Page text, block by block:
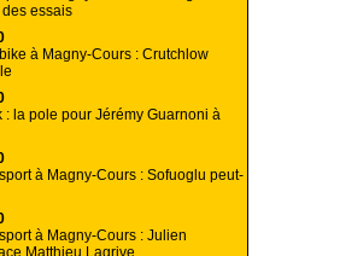
essais
à Magny-Cours : Crutchlow
: la pole pour Jérémy Guarnoni à
à Magny-Cours : Sofuoglu peut-
à Magny-Cours : Julien
Matthieu Lagrive